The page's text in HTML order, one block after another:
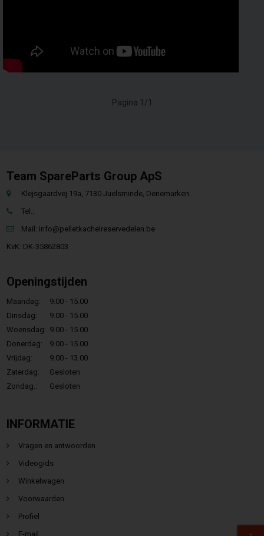
Pagina 1/1
Team SpareParts Group ApS
Klejsgaardvej 19a, 7130 Juelsminde, Denemarken
Tel.:
Mail: info@pelletkachelreservedelen.be
KvK: DK-35862803
Openingstijden
Maandag:
9.00 - 15.00
Dinsdag:
9.00 - 15.00
Woensdag: 9.00 - 15.00
Donerdag:
9.00 - 15.00
Vrijdag:
9.00 - 13.00
Zaterdag:
Gesloten
Zondag.:
Gesloten
INFORMATIE
Vragen en antwoorden
Videogids
Winkelwagen
Voorwaarden
Profiel
E-mail